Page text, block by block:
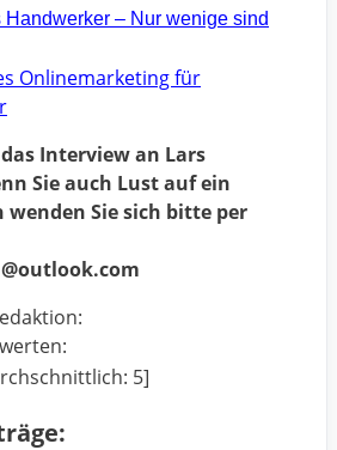
Handwerker – Nur wenige sind
Onlinemarketing für
Interview an Lars
Sie auch Lust auf ein
Sie sich bitte per
5]